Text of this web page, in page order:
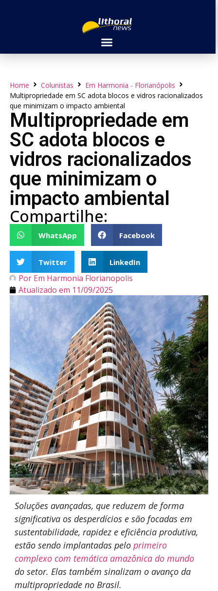
Home Colunistas
Em Harmonia - Florianópolis
Multipropriedade em SC adota blocos e vidros racionalizados
que minimizam o impacto ambiental
Multipropriedade em
SC adota blocos e
vidros racionalizados
que minimizam o
impacto ambiental
Compartilhe:
WhatsApp Facebook
Twitter LinkedIn
Por Em Harmonia Florianopolis
Atualizado em 11/09/2025
Soluções avançadas, que reduzem de forma
significativa os desperdícios e são focadas em
sustentabilidade, rapidez e eficiência produtiva,
estão sendo implantadas pelo primeiro
complexo com temática amazônica do mundo
do setor. Elas também sinalizam o avanço da
multipropriedade no Brasil.